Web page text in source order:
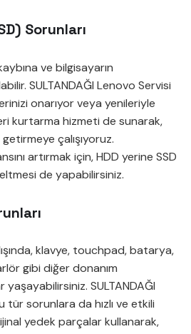
Sorunları
ve bilgisayarın
SULTANDAĞI Lenovo Servisi
onarıyor veya yenileriyle
kurtarma hizmeti de sunarak,
çalışıyoruz.
artırmak için, HDD yerine SSD
de yapabilirsiniz.
klavye, touchpad, batarya,
gibi diğer donanım
SULTANDAĞI
tür sorunlara da hızlı ve etkili
yedek parçalar kullanarak,